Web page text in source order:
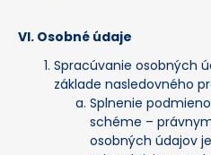
VI. Osobné údaje
Spracúvanie osobných
základe nasledovného
Splnenie
schéme –
osobných údajov